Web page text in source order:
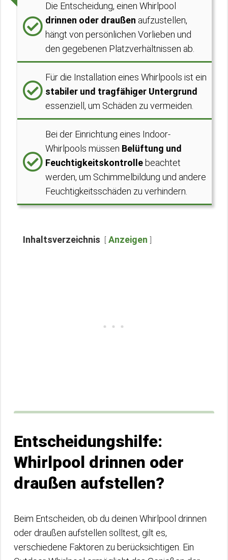
Die Entscheidung, einen Whirlpool
drinnen oder draußen aufzustellen,
hängt von persönlichen Vorlieben und
den gegebenen Platzverhältnissen ab.
Für die Installation eines Whirlpools ist ein
stabiler und tragfähiger Untergrund
essenziell, um Schäden zu vermeiden.
Bei der Einrichtung eines Indoor-
Whirlpools müssen Belüftung und
Feuchtigkeitskontrolle beachtet
werden, um Schimmelbildung und andere
Feuchtigkeitsschäden zu verhindern.
Inhaltsverzeichnis Anzeigen
Entscheidungshilfe:
Whirlpool drinnen oder
draußen aufstellen?
Beim Entscheiden, ob du deinen Whirlpool drinnen
oder draußen aufstellen solltest, gilt es,
verschiedene Faktoren zu berücksichtigen. Ein